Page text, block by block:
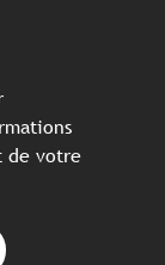
de votre